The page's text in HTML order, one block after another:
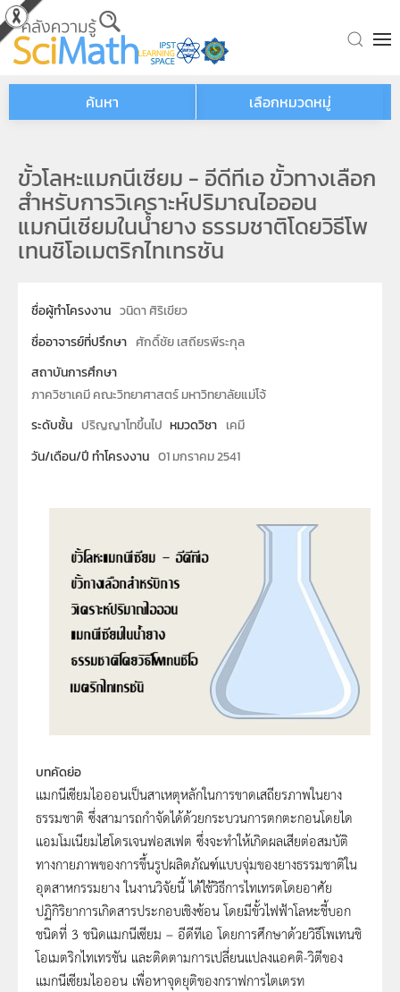
Skip to main content
ค้นหา เลือกหมวดหมู่
ขั้วโลหะแมกนีเซียม - อีดีทีเอ ขั้วทางเลือก
สำหรับการวิเคราะห์ปริมาณไอออน
แมกนีเซียมในน้ำยาง ธรรมชาติโดยวิธีโพ
เทนชิโอเมตริกไทเทรชัน
ชื่อผู้ทำโครงงาน วนิดา ศิริเขียว
ชื่ออาจารย์ที่ปรึกษา ศักดิ์ชัย เสถียรพีระกุล
สถาบันการศึกษา
ภาควิชาเคมี คณะวิทยาศาสตร์ มหาวิทยาลัยแม่โจ้
ระดับชั้น ปริญญาโทขึ้นไป หมวดวิชา เคมี
วัน/เดือน/ปี ทำโครงงาน 01 มกราคม 2541
บทคัดย่อ
แมกนีเซียมไอออนเป็นสาเหตุหลักในการขาดเสถียรภาพในยาง
ธรรมชาติ ซึ่งสามารถกำจัดได้ด้วยกระบวนการตกตะกอนโดยได
แอมโมเนียมไฮโดรเจนฟอสเฟต ซึ่งจะทำให้เกิดผลเสียต่อสมบัติ
ทางกายภาพของการขึ้นรูปผลิตภัณฑ์แบบจุ่มของยางธรรมชาติใน
อุตสาหกรรมยาง ในงานวิจัยนี้ ได้ใช้วิธีการไทเทรตโดยอาศัย
ปฏิกิริยาการเกิดสารประกอบเชิงซ้อน โดยมีขั้วไฟฟ้าโลหะชี้บอก
ชนิดที่ 3 ชนิดแมกนีเซียม – อีดีทีเอ โดยการศึกษาด้วยวิธีโพเทนชิ
โอเมตริกไทเทรชัน และติดตามการเปลี่ยนแปลงแอคติ-วิตีของ
แมกนีเซียมไอออน เพื่อหาจุดยุติของกราฟการไตเตรท